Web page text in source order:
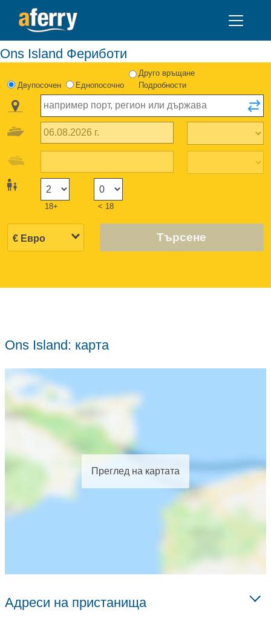
Ons Island Фериботи
Двупосочен Еднопосочно
Друго връщане
Подробности
18+ < 18
Търсене
Ons Island: карта
Преглед на картата
Адреси на пристанища